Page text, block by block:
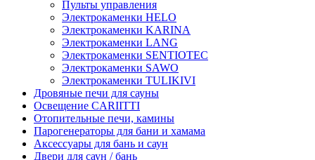
Пульты управления
Электрокаменки HELO
Электрокаменки KARINA
Электрокаменки LANG
Электрокаменки SENTIOTEC
Электрокаменки SAWO
Электрокаменки TULIKIVI
Дровяные печи для сауны
Освещение CARIITTI
Отопительные печи, камины
Парогенераторы для бани и хамама
Аксессуары для бань и саун
Двери для саун / бань